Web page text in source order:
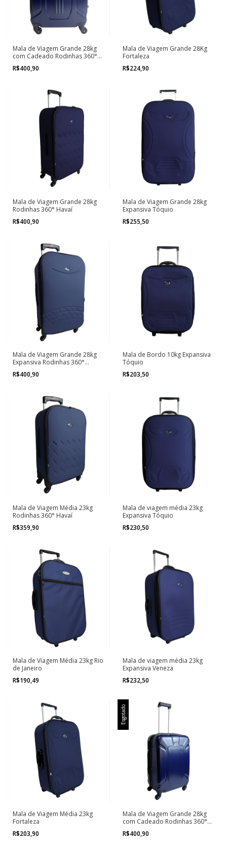
Mala de Viagem Grande 28kg
com Cadeado Rodinhas 360°
Roma
R$400,90
Mala de Viagem Grande 28Kg
Fortaleza
R$224,90
Mala de Viagem Grande 28kg
Rodinhas 360° Havaí
R$400,90
Mala de Viagem Grande 28kg
Expansiva Tóquio
R$255,50
Mala de Viagem Grande 28kg
Expansiva Rodinhas 360°
Florença
R$400,90
Mala de Bordo 10kg Expansiva
Tóquio
R$203,50
Mala de Viagem Média 23kg
Rodinhas 360° Havaí
R$359,90
Mala de viagem média 23kg
Expansiva Tóquio
R$230,50
Mala de Viagem Média 23kg Rio
de Janeiro
R$190,49
Mala de viagem média 23kg
Expansiva Veneza
R$232,50
Mala de Viagem Média 23kg
Fortaleza
R$203,90
Esgotado
Mala de Viagem Grande 28kg
com Cadeado Rodinhas 360°
Nápoles
R$400,90